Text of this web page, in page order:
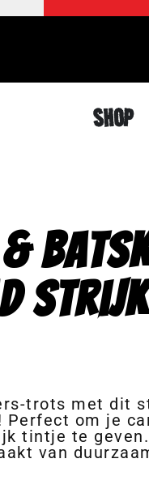
SHOP
trots met dit
Perfect om je
tintje te
van